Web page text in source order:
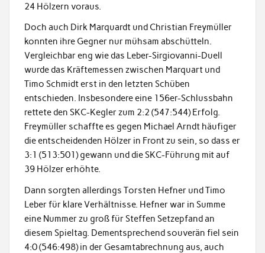
24 Hölzern voraus.
Doch auch Dirk Marquardt und Christian Freymüller
konnten ihre Gegner nur mühsam abschütteln.
Vergleichbar eng wie das Leber-Sirgiovanni-Duell
wurde das Kräftemessen zwischen Marquart und
Timo Schmidt erst in den letzten Schüben
entschieden. Insbesondere eine 156er-Schlussbahn
rettete den SKC-Kegler zum 2:2 (547:544) Erfolg.
Freymüller schaffte es gegen Michael Arndt häufiger
die entscheidenden Hölzer in Front zu sein, so dass er
3:1 (513:501) gewann und die SKC-Führung mit auf
39 Hölzer erhöhte.
Dann sorgten allerdings Torsten Hefner und Timo
Leber für klare Verhältnisse. Hefner war in Summe
eine Nummer zu groß für Steffen Setzepfand an
diesem Spieltag. Dementsprechend souverän fiel sein
4:0 (546:498) in der Gesamtabrechnung aus, auch